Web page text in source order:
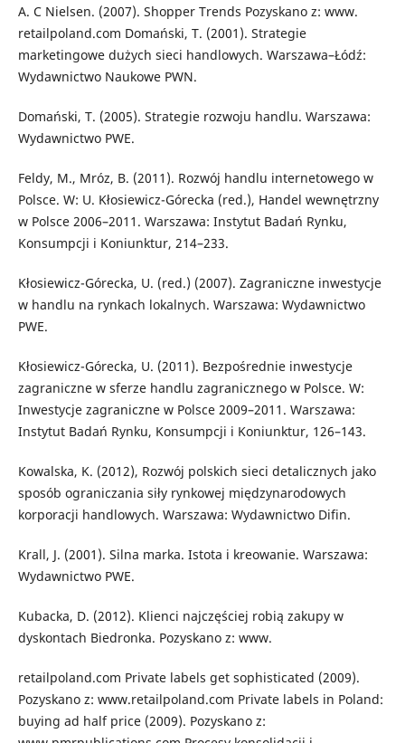
A. C Nielsen. (2007). Shopper Trends Pozyskano z: www.
retailpoland.com Domański, T. (2001). Strategie
marketingowe dużych sieci handlowych. Warszawa–Łódź:
Wydawnictwo Naukowe PWN.
Domański, T. (2005). Strategie rozwoju handlu. Warszawa:
Wydawnictwo PWE.
Feldy, M., Mróz, B. (2011). Rozwój handlu internetowego w
Polsce. W: U. Kłosiewicz-Górecka (red.), Handel wewnętrzny
w Polsce 2006–2011. Warszawa: Instytut Badań Rynku,
Konsumpcji i Koniunktur, 214–233.
Kłosiewicz-Górecka, U. (red.) (2007). Zagraniczne inwestycje
w handlu na rynkach lokalnych. Warszawa: Wydawnictwo
PWE.
Kłosiewicz-Górecka, U. (2011). Bezpośrednie inwestycje
zagraniczne w sferze handlu zagranicznego w Polsce. W:
Inwestycje zagraniczne w Polsce 2009–2011. Warszawa:
Instytut Badań Rynku, Konsumpcji i Koniunktur, 126–143.
Kowalska, K. (2012), Rozwój polskich sieci detalicznych jako
sposób ograniczania siły rynkowej międzynarodowych
korporacji handlowych. Warszawa: Wydawnictwo Difin.
Krall, J. (2001). Silna marka. Istota i kreowanie. Warszawa:
Wydawnictwo PWE.
Kubacka, D. (2012). Klienci najczęściej robią zakupy w
dyskontach Biedronka. Pozyskano z: www.
retailpoland.com Private labels get sophisticated (2009).
Pozyskano z: www.retailpoland.com Private labels in Poland:
buying ad half price (2009). Pozyskano z: